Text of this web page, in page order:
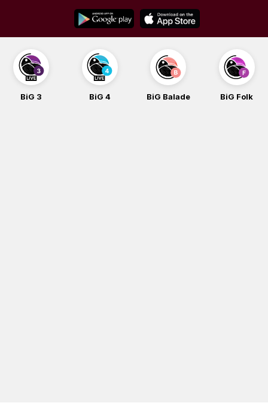
content
BiG 4 BiG Balade BiG Folk BiG iG